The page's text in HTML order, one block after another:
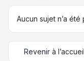
Aucun sujet n’a
Revenir à